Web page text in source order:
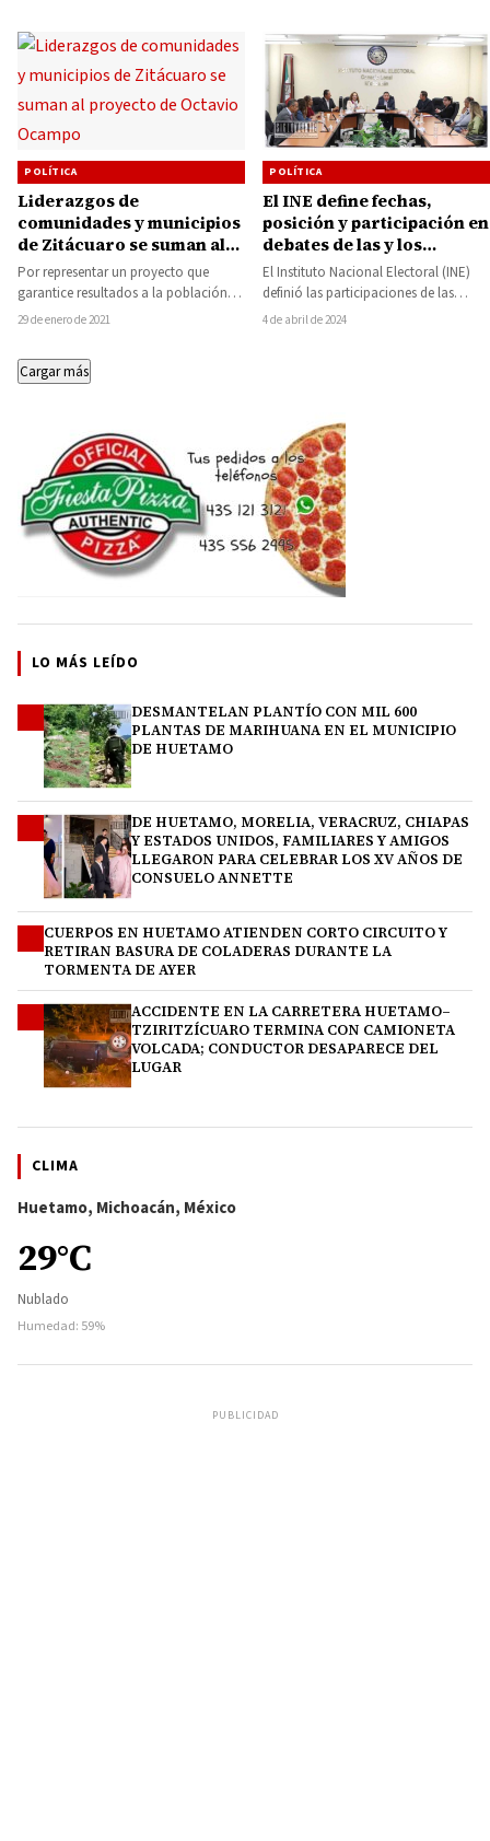
POLÍTICA
Liderazgos de
comunidades y municipios
de Zitácuaro se suman al
proyecto de Octavio
Ocampo
Por representar un proyecto que
garantice resultados a la población,
por su cercanía con la gente y
29 de enero de 2021
POLÍTICA
El INE define fechas,
posición y participación en
debates de las y los
candidatos al senado de
Michoacán
El Instituto Nacional Electoral (INE)
definió las participaciones de las
candidatas y candidatos a la
4 de abril de 2024
Cargar más
LO MÁS LEÍDO
DESMANTELAN PLANTÍO CON MIL 600
PLANTAS DE MARIHUANA EN EL MUNICIPIO
DE HUETAMO
DE HUETAMO, MORELIA, VERACRUZ, CHIAPAS
Y ESTADOS UNIDOS, FAMILIARES Y AMIGOS
LLEGARON PARA CELEBRAR LOS XV AÑOS DE
CONSUELO ANNETTE
CUERPOS EN HUETAMO ATIENDEN CORTO CIRCUITO Y
RETIRAN BASURA DE COLADERAS DURANTE LA
TORMENTA DE AYER
ACCIDENTE EN LA CARRETERA HUETAMO–
TZIRITZÍCUARO TERMINA CON CAMIONETA
VOLCADA; CONDUCTOR DESAPARECE DEL
LUGAR
CLIMA
Huetamo, Michoacán, México
29°C
Nublado
Humedad: 59%
PUBLICIDAD